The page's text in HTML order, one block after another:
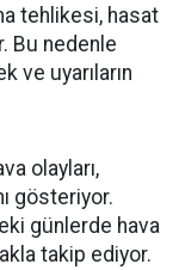
tehlikesi, hasat
Bu nedenle
ve uyarıların
olayları,
gösteriyor.
günlerde hava
takip ediyor.